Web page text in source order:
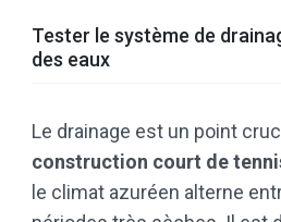
Tester le système de
des eaux
Le drainage est un point
construction court de
le climat azuréen alterne